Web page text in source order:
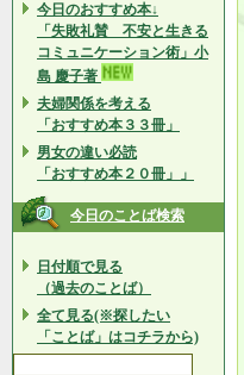
今日のおすすめ本↓
「失敗礼賛 不安と生きる
コミュニケーション術」小
島 慶子著
夫婦関係を考える
「おすすめ本３３冊」
男女の違い必読
「おすすめ本２０冊」」
今日のことば検索
日付順で見る
（過去のことば）
全て見る(※探したい
「ことば」はコチラから)